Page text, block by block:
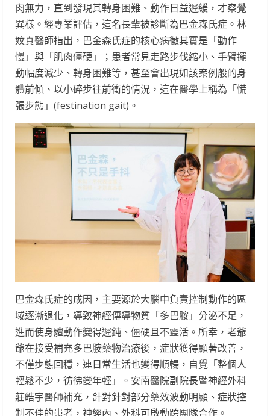
肉無力，直到發現其轉身困難、動作日益遲緩，才察覺
異樣。經專業評估，這名長輩被診斷為巴金森氏症。林
妏真醫師指出，巴金森氏症的核心病徵其實是「動作
慢」與「肌肉僵硬」；患者常見走路步伐縮小、手臂擺
動幅度減少、轉身困難等，甚至會出現如該案例般的身
體前傾、以小碎步往前衝的情況，這在醫學上稱為「慌
張步態」(festination gait)。
巴金森氏症的成因，主要源於大腦中負責控制動作的區
域逐漸退化，導致神經傳導物質「多巴胺」分泌不足，
進而使身體動作變得遲鈍、僵硬且不靈活。所幸，老爺
爺在接受補充多巴胺藥物治療後，症狀獲得顯著改善，
不僅步態回穩，連日常生活也變得順暢，自覺「整個人
輕鬆不少，彷彿變年輕」。安南醫院副院長暨神經外科
莊皓宇醫師補充，針對針對部分藥效波動明顯、症狀控
制不佳的患者，神經內、外科可啟動跨團隊合作。